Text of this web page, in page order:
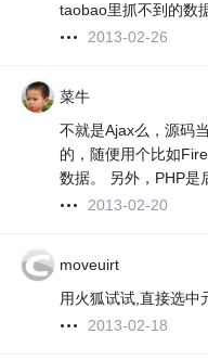
taobao里抓不到的数
2013-02-26
菜牛
不就是Ajax么，源码
的，随便用个比如
数据。 另外，PHP是
2013-02-20
moveuirt
用火狐试试,直接选中
2013-02-18